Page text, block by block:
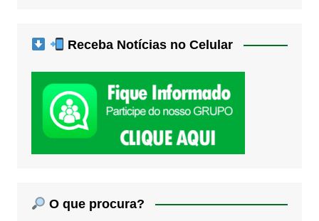
Receba Notícias no Celular
O que procura?